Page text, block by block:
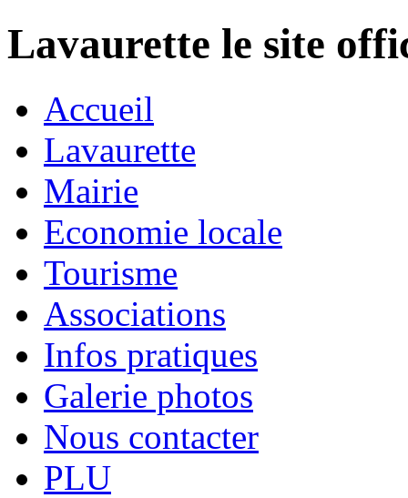
Lavaurette le site
Accueil
Lavaurette
Mairie
Economie locale
Tourisme
Associations
Infos pratiques
Galerie photos
Nous contacter
PLU